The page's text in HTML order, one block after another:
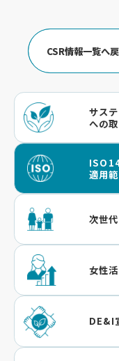
CSR情報一覧へ
サス
への
適用
次世
女性
DE&I